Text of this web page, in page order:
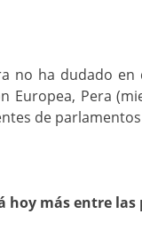
no ha dudado
Europea, Pera
de parlamentos
hoy más entre las